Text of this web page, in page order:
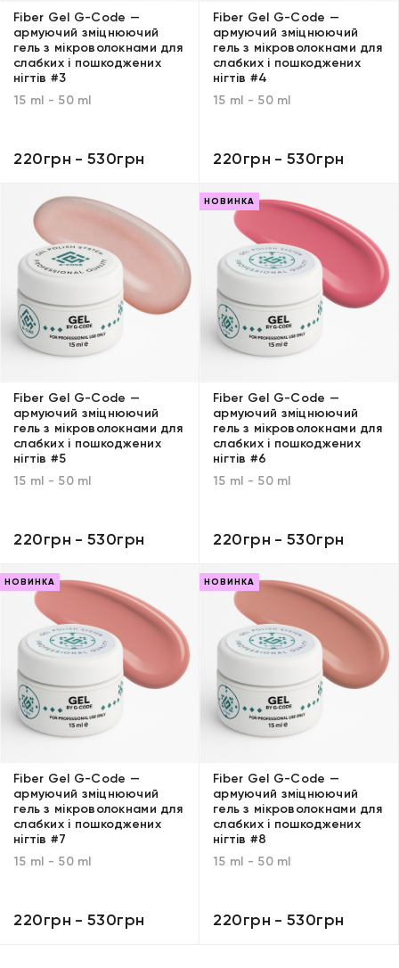
Fiber Gel G-Code —
армуючий зміцнюючий
гель з мікроволокнами для
слабких і пошкоджених
нігтів #3
15 ml - 50 ml
220грн - 530грн
Fiber Gel G-Code —
армуючий зміцнюючий
гель з мікроволокнами для
слабких і пошкоджених
нігтів #4
15 ml - 50 ml
220грн - 530грн
Fiber Gel G-Code —
армуючий зміцнюючий
гель з мікроволокнами для
слабких і пошкоджених
нігтів #5
15 ml - 50 ml
220грн - 530грн
НОВИНКА
Fiber Gel G-Code —
армуючий зміцнюючий
гель з мікроволокнами для
слабких і пошкоджених
нігтів #6
15 ml - 50 ml
220грн - 530грн
НОВИНКА
Fiber Gel G-Code —
армуючий зміцнюючий
гель з мікроволокнами для
слабких і пошкоджених
нігтів #7
15 ml - 50 ml
220грн - 530грн
НОВИНКА
Fiber Gel G-Code —
армуючий зміцнюючий
гель з мікроволокнами для
слабких і пошкоджених
нігтів #8
15 ml - 50 ml
220грн - 530грн